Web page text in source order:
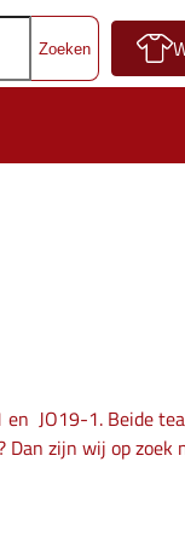
JO19-1. Beide
zijn wij op zoek